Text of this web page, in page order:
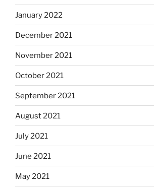
January 2022
December 2021
November 2021
October 2021
September 2021
August 2021
July 2021
June 2021
May 2021